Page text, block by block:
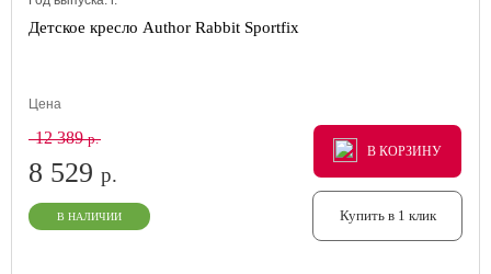
Детское кресло Author Rabbit Sportfix
Цена
12 389р.
8 529 р.
В НАЛИЧИИ
В КОРЗИНУ
В КОРЗИНУ
В КОРЗИНУ
Купить в 1 клик